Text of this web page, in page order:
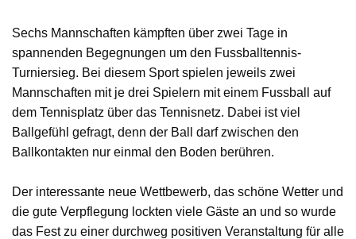
Sechs Mannschaften kämpften über zwei Tage in
spannenden Begegnungen um den Fussballtennis-
Turniersieg. Bei diesem Sport spielen jeweils zwei
Mannschaften mit je drei Spielern mit einem Fussball auf
dem Tennisplatz über das Tennisnetz. Dabei ist viel
Ballgefühl gefragt, denn der Ball darf zwischen den
Ballkontakten nur einmal den Boden berühren.
Der interessante neue Wettbewerb, das schöne Wetter und
die gute Verpflegung lockten viele Gäste an und so wurde
das Fest zu einer durchweg positiven Veranstaltung für alle